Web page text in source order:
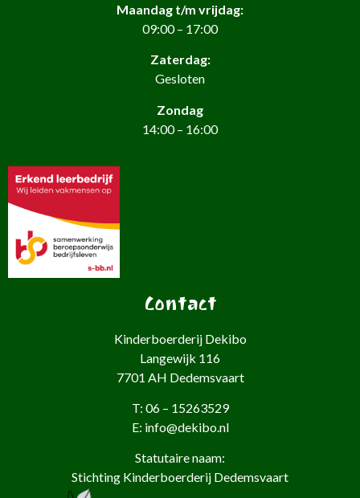
Maandag t/m vrijdag:
09:00 – 17:00
Zaterdag:
Gesloten
Zondag
14:00 – 16:00
Contact
Kinderboerderij Dekibo
Langewijk 116
7701 AH Dedemsvaart
T: 06 – 15263529
E: info@dekibo.nl
Statutaire naam:
Stichting Kinderboerderij Dedemsvaart